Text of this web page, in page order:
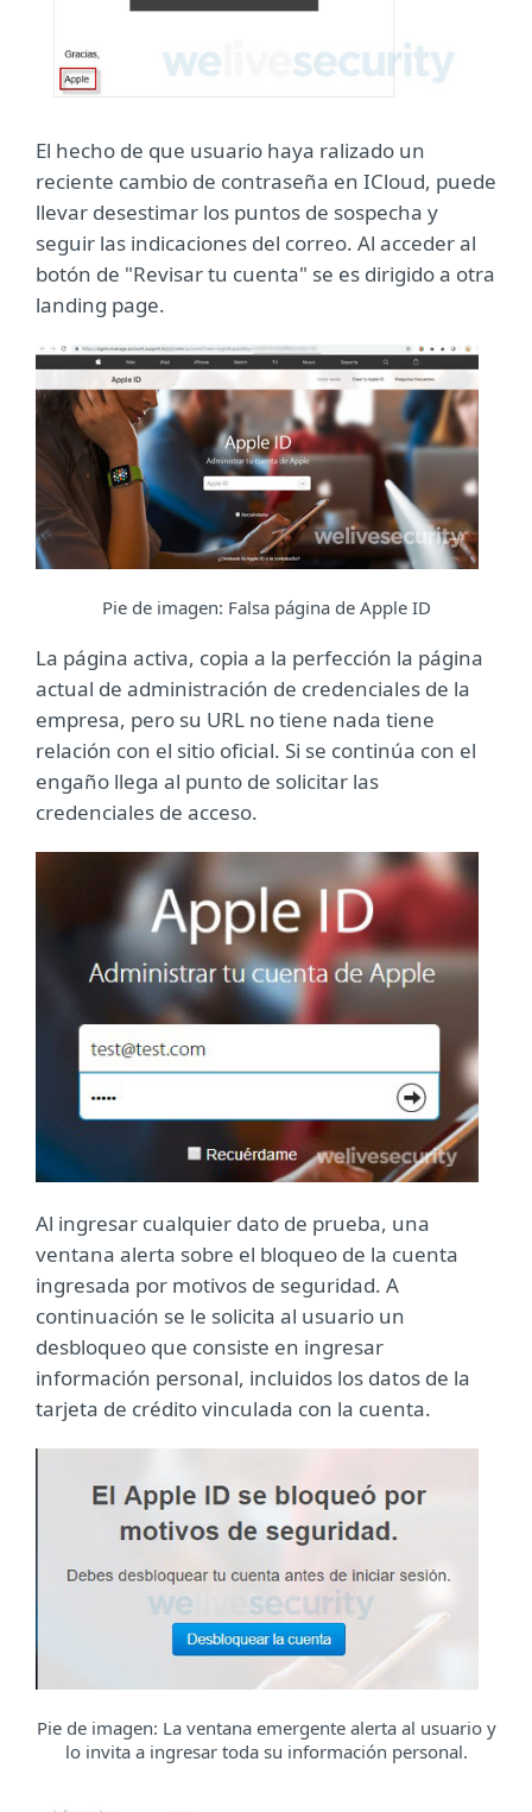
El hecho de que usuario haya ralizado un
reciente cambio de contraseña en ICloud, puede
llevar desestimar los puntos de sospecha y
seguir las indicaciones del correo. Al acceder al
botón de "Revisar tu cuenta" se es dirigido a otra
landing page.
Pie de imagen: Falsa página de Apple ID
La página activa, copia a la perfección la página
actual de administración de credenciales de la
empresa, pero su URL no tiene nada tiene
relación con el sitio oficial. Si se continúa con el
engaño llega al punto de solicitar las
credenciales de acceso.
Al ingresar cualquier dato de prueba, una
ventana alerta sobre el bloqueo de la cuenta
ingresada por motivos de seguridad. A
continuación se le solicita al usuario un
desbloqueo que consiste en ingresar
información personal, incluidos los datos de la
tarjeta de crédito vinculada con la cuenta.
Pie de imagen: La ventana emergente alerta al usuario y
lo invita a ingresar toda su información personal.